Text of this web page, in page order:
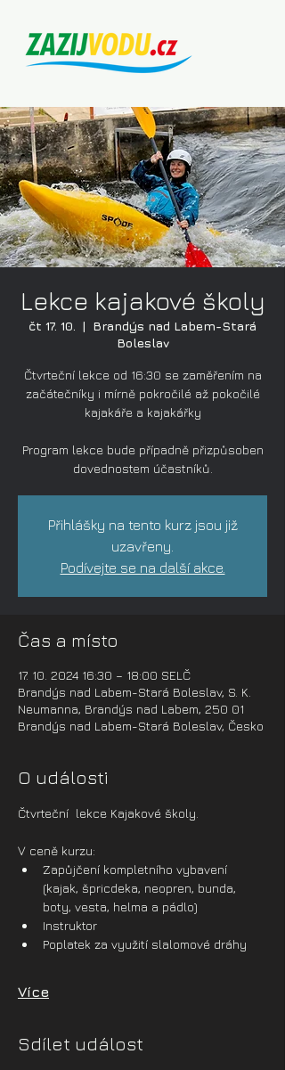
Lekce kajakové školy
čt 17. 10.
  |
Brandýs nad Labem-Stará
Boleslav
Čtvrteční lekce od 16:30 se zaměřením na
začátečníky i mírně pokročilé až pokočilé
kajakáře a kajakářky
Program lekce bude případně přizpůsoben
dovednostem účastníků.
Přihlášky na tento kurz jsou již
uzavřeny.
Podívejte se na další akce.
Čas a místo
17. 10. 2024 16:30 – 18:00 SELČ
Brandýs nad Labem-Stará Boleslav, S. K.
Neumanna, Brandýs nad Labem, 250 01
Brandýs nad Labem-Stará Boleslav, Česko
O události
Čtvrteční  lekce Kajakové školy.
V ceně kurzu:
Zapůjčení kompletního vybavení
(kajak, špricdeka, neopren, bunda,
boty, vesta, helma a pádlo)
Instruktor
Poplatek za využití slalomové dráhy
Více
Sdílet událost